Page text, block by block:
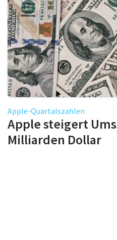
Apple-Quartalszahlen
Apple steigert
Milliarden Dollar